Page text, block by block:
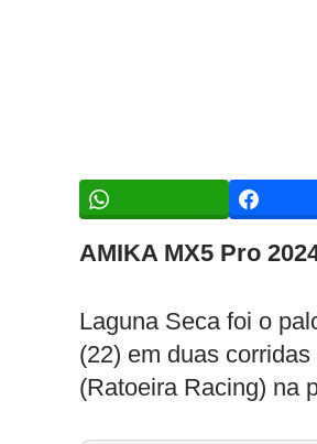
AMIKA MX5 Pro
Laguna Seca foi o
(22) em duas
(Ratoeira Racing) na